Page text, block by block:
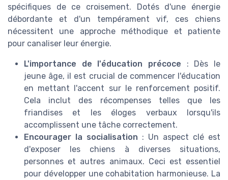
spécifiques de ce croisement. Dotés d'une énergie
débordante et d'un tempérament vif, ces chiens
nécessitent une approche méthodique et patiente
pour canaliser leur énergie.
L'importance de l'éducation précoce : Dès le
jeune âge, il est crucial de commencer l'éducation
en mettant l'accent sur le renforcement positif.
Cela inclut des récompenses telles que les
friandises et les éloges verbaux lorsqu'ils
accomplissent une tâche correctement.
Encourager la socialisation : Un aspect clé est
d'exposer les chiens à diverses situations,
personnes et autres animaux. Ceci est essentiel
pour développer une cohabitation harmonieuse. La